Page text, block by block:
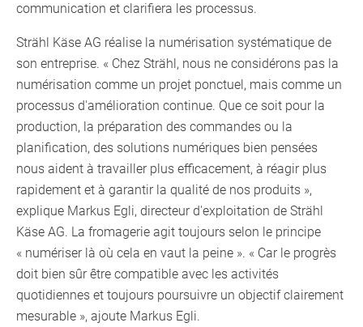
communication et clarifiera les processus.
Strähl Käse AG réalise la numérisation systématique de
son entreprise. « Chez Strähl, nous ne considérons pas la
numérisation comme un projet ponctuel, mais comme un
processus d'amélioration continue. Que ce soit pour la
production, la préparation des commandes ou la
planification, des solutions numériques bien pensées
nous aident à travailler plus efficacement, à réagir plus
rapidement et à garantir la qualité de nos produits »,
explique Markus Egli, directeur d'exploitation de Strähl
Käse AG. La fromagerie agit toujours selon le principe
« numériser là où cela en vaut la peine ». « Car le progrès
doit bien sûr être compatible avec les activités
quotidiennes et toujours poursuivre un objectif clairement
mesurable », ajoute Markus Egli.